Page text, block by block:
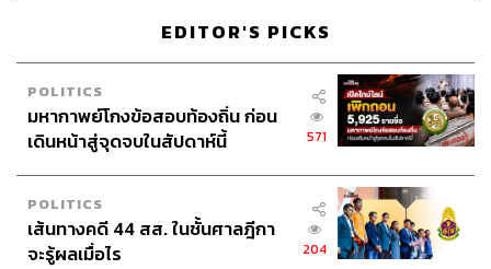
EDITOR'S PICKS
POLITICS
มหากาพย์โกงข้อสอบท้องถิ่น ก่อน
เดินหน้าสู่จุดจบในสัปดาห์นี้
571
POLITICS
เส้นทางคดี 44 สส. ในชั้นศาลฎีกา
จะรู้ผลเมื่อไร
204